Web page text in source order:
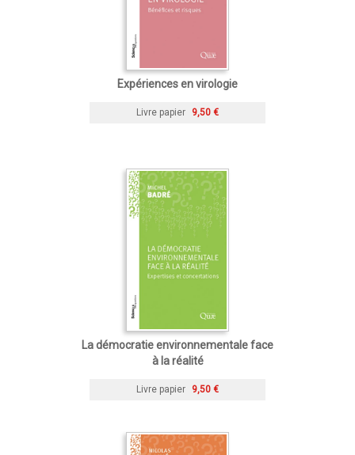
Expériences en virologie
Livre papier 9,50 €
La démocratie environnementale face
à la réalité
Livre papier 9,50 €